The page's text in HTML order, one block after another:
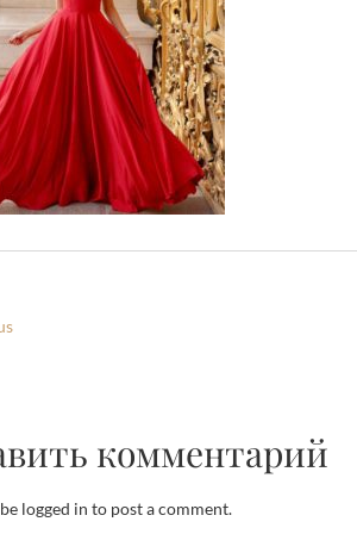
комментарий
logged in to post a comment.